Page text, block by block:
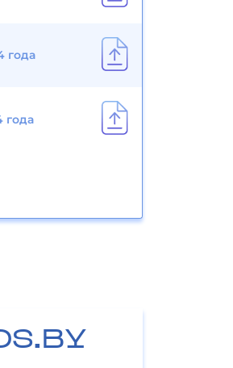
года
года